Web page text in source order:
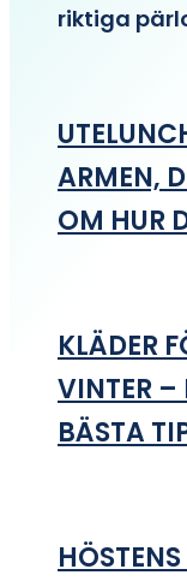
riktiga
ARMEN,
OM HUR
KLÄDER
VINTER –
BÄSTA